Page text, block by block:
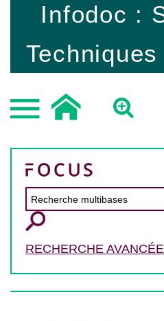
Infodoc :
RECHERCHE AVANCÉE